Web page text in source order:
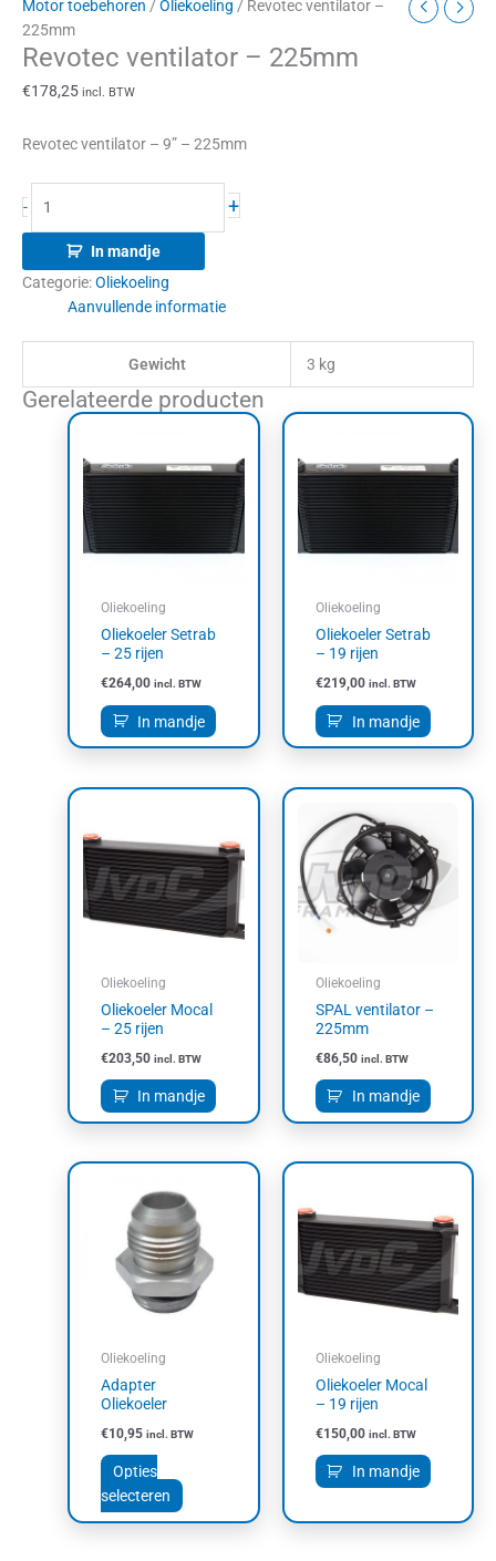
Motor toebehoren / Oliekoeling / Revotec ventilator –
225mm
Revotec ventilator – 225mm
€178,25 incl. BTW
Revotec ventilator – 9” – 225mm
- +
In mandje
Categorie:Oliekoeling
Aanvullende informatie
Gewicht 3 kg
Gerelateerde producten
Oliekoeling
Oliekoeler Setrab
– 25 rijen
€264,00 incl. BTW
In mandje
Oliekoeling
Oliekoeler Setrab
– 19 rijen
€219,00 incl. BTW
In mandje
Oliekoeling
Oliekoeler Mocal
– 25 rijen
€203,50 incl. BTW
In mandje
Oliekoeling
SPAL ventilator –
225mm
€86,50 incl. BTW
In mandje
Oliekoeling
Adapter
Oliekoeler
€10,95 incl. BTW
Opties
selecteren
product
heeft
meerdere
variaties.
Deze
de
Oliekoeling
Oliekoeler Mocal
– 19 rijen
€150,00 incl. BTW
In mandje